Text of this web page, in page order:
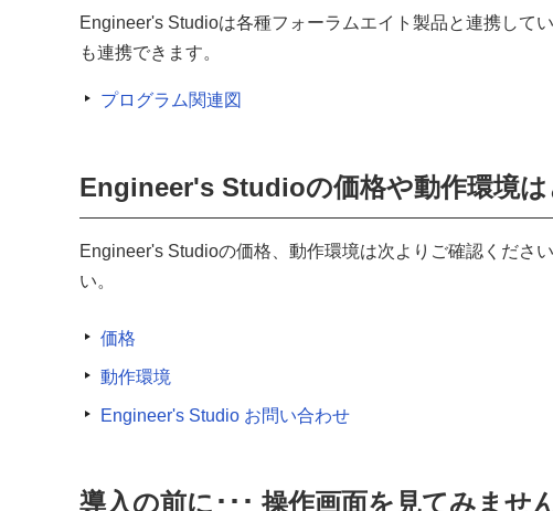
Engineer's Studioは各種フォーラムエイト製品と連携して
も連携できます。
プログラム関連図
Engineer's Studioの価格や動作環境
Engineer's Studioの価格、動作環境は次よりご確認くださ
い。
価格
動作環境
Engineer's Studio お問い合わせ
導入の前に･･･ 操作画面を見てみませ